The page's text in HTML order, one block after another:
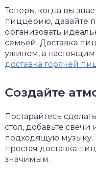
Теперь, когда вы
пиццерию, давайте
организовать
семьей. Доставка
ужином, а настоящим
доставка горячей
Создайте
Постарайтесь
стол, добавьте
подходящую музыку.
простая доставка
значимым.